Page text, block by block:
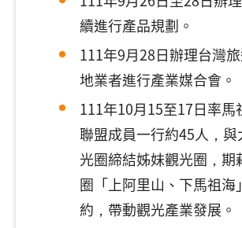
續進行產品規劃。
111年9月28日辦理台灣
地業者進行產業媒合會。
111年10月15至17日率馬
聯盟成員一行約45人，
光圈締結姊妹觀光圈，期
圈「上阿里山、下馬祖海
約，帶動觀光產業發展。